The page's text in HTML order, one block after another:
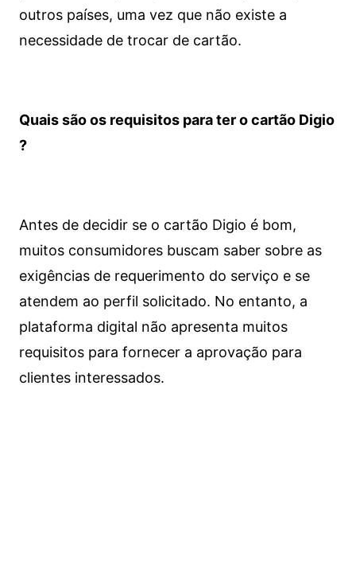
outros países, uma vez que não existe a
necessidade de trocar de cartão.
Quais são os requisitos para ter o cartão Digio
?
Antes de decidir se o cartão Digio é bom,
muitos consumidores buscam saber sobre as
exigências de requerimento do serviço e se
atendem ao perfil solicitado. No entanto, a
plataforma digital não apresenta muitos
requisitos para fornecer a aprovação para
clientes interessados.